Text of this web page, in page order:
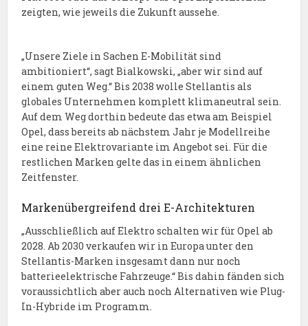
zeigten, wie jeweils die Zukunft aussehe.
„Unsere Ziele in Sachen E-Mobilität sind
ambitioniert“, sagt Bialkowski, „aber wir sind auf
einem guten Weg.“ Bis 2038 wolle Stellantis als
globales Unternehmen komplett klimaneutral sein.
Auf dem Weg dorthin bedeute das etwa am Beispiel
Opel, dass bereits ab nächstem Jahr je Modellreihe
eine reine Elektrovariante im Angebot sei. Für die
restlichen Marken gelte das in einem ähnlichen
Zeitfenster.
Markenübergreifend drei E-Architekturen
„Ausschließlich auf Elektro schalten wir für Opel ab
2028. Ab 2030 verkaufen wir in Europa unter den
Stellantis-Marken insgesamt dann nur noch
batterieelektrische Fahrzeuge.“ Bis dahin fänden sich
voraussichtlich aber auch noch Alternativen wie Plug-
In-Hybride im Programm.